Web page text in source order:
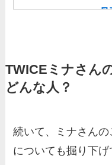
丹
基
両
TWICEミナさん
どんな人？
続いて、ミナさん
についても掘り下げ